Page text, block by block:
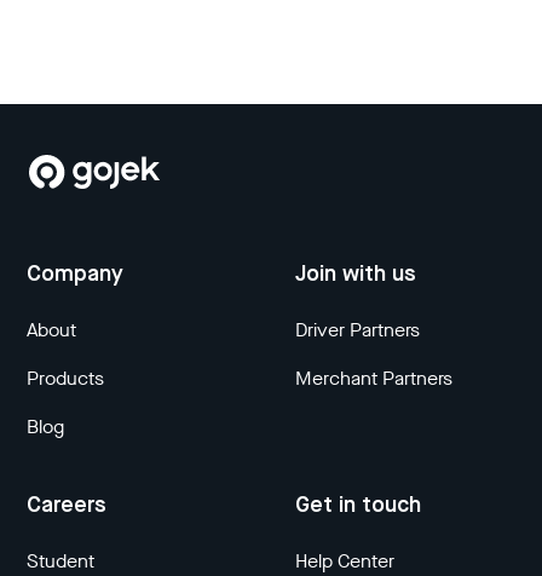
Company
About
Products
Blog
Join with us
Driver Partners
Merchant Partners
Careers
Student
Get in touch
Help Center